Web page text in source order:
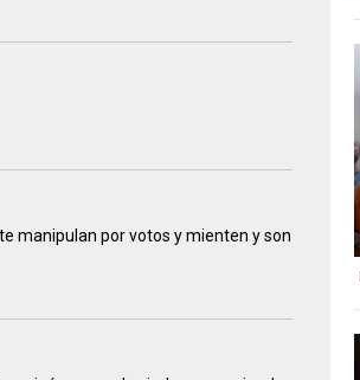
manipulan por votos y mienten y son